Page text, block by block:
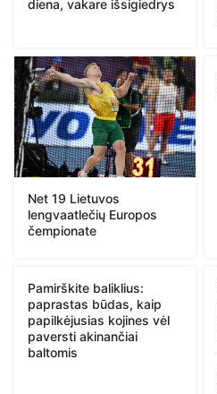
diena, vakare išsigiedrys
Net 19 Lietuvos
lengvaatlečių Europos
čempionate
Pamirškite baliklius:
paprastas būdas, kaip
papilkėjusias kojines vėl
paversti akinančiai
baltomis